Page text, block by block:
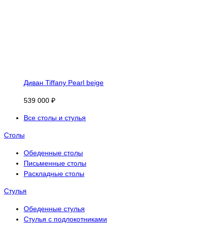
Диван Tiffany Pearl beige
539 000 ₽
Все столы и стулья
Столы
Обеденные столы
Письменные столы
Раскладные столы
Стулья
Обеденные стулья
Стулья с подлокотниками